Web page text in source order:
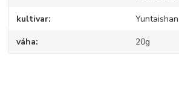
kultivar
váha 20g